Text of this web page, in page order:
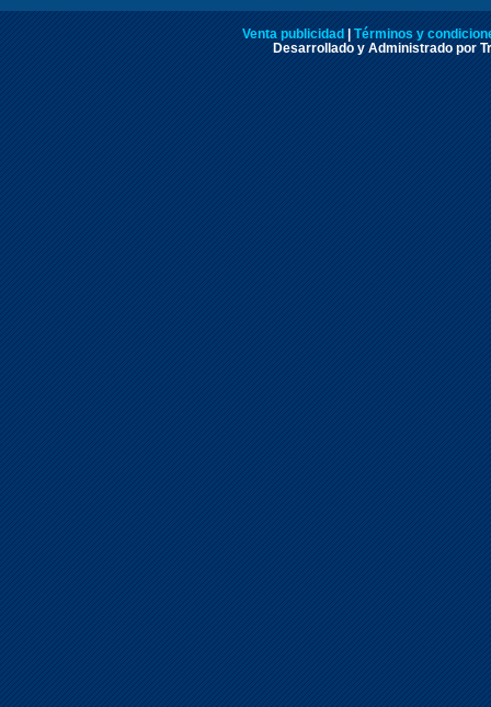
Venta publicidad
Términos y
Desarrollado y Administrado por